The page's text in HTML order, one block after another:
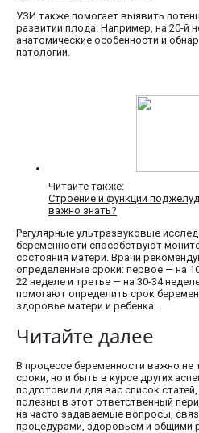
УЗИ также помогает выявить
развитии плода. Например, на 20-й
анатомические особенности и
патологии.
Читайте также:
Строение и функции
важно знать?
Регулярные ультразвуковые
беременности способствуют
состояния матери. Врачи
определенные сроки: первое — на
22 неделе и третье — на 30-34
помогают определить срок
здоровье матери и ребенка.
Читайте далее
В процессе беременности важно не
сроки, но и быть в курсе других
подготовили для вас список
полезны в этот ответственный
на часто задаваемые вопросы,
процедурами, здоровьем и общими